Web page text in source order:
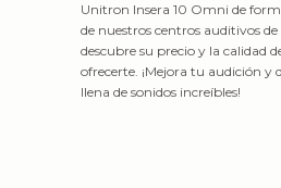
Unitron Insera 10 Omni de
de nuestros centros auditivos de
descubre su precio y la calidad
ofrecerte. ¡Mejora tu audición y
llena de sonidos increíbles!